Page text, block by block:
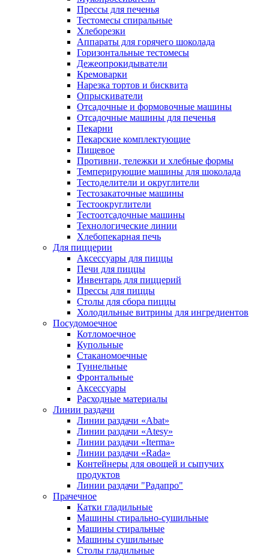
Прессы для печенья
Тестомесы спиральные
Хлеборезки
Аппараты для горячего шоколада
Горизонтальные тестомесы
Дежеопрокидыватели
Кремоварки
Нарезка тортов и бисквита
Опрыскиватели
Отсадочные и формовочные машины
Отсадочные машины для печенья
Пекарни
Пекарские комплектующие
Пищевое
Противни, тележки и хлебные формы
Темперирующие машины для шоколада
Тестоделители и округлители
Тестозакаточные машины
Тестоокруглители
Тестоотсадочные машины
Технологические линии
Хлебопекарная печь
Для пиццерии
Аксессуары для пиццы
Печи для пиццы
Инвентарь для пиццерий
Прессы для пиццы
Столы для сбора пиццы
Холодильные витрины для ингредиентов
Посудомоечное
Котломоечное
Купольные
Стаканомоечные
Туннельные
Фронтальные
Аксессуары
Расходные материалы
Линии раздачи
Линии раздачи «Abat»
Линии раздачи «Atesy»
Линии раздачи «Iterma»
Линии раздачи «Rada»
Контейнеры для овощей и сыпучих
продуктов
Линии раздачи "Радапро"
Прачечное
Катки гладильные
Машины стирально-сушильные
Машины стиральные
Машины сушильные
Столы гладильные